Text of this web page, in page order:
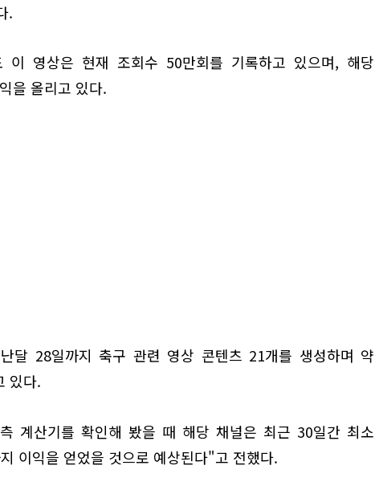
.
이 영상은 현재 조회수 50만회를 기록하고 있으며, 해당
을 올리고 있다.
달 28일까지 축구 관련 영상 콘텐츠 21개를 생성하며 약
있다.
계산기를 확인해 봤을 때 해당 채널은 최근 30일간 최소
이익을 얻었을 것으로 예상된다"고 전했다.